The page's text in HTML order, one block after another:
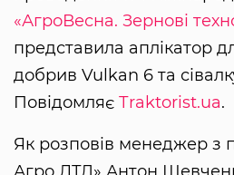
«АгроВесна. Зернові
представила аплікатор
добрив Vulkan 6 та
Повідомляє Тraktorist.ua.
Як розповів менеджер з